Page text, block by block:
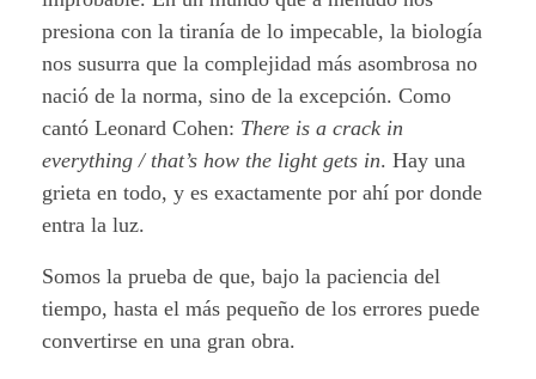
presiona con la tiranía de lo impecable, la biología
nos susurra que la complejidad más asombrosa no
nació de la norma, sino de la excepción. Como
cantó Leonard Cohen: There is a crack in
everything / that’s how the light gets in. Hay una
grieta en todo, y es exactamente por ahí por donde
entra la luz.
Somos la prueba de que, bajo la paciencia del
tiempo, hasta el más pequeño de los errores puede
convertirse en una gran obra.